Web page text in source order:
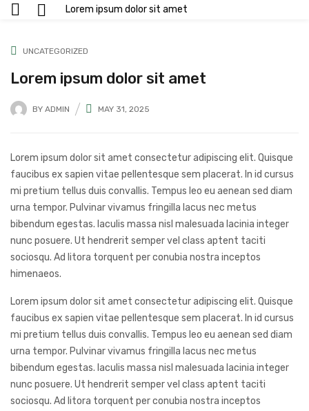
Lorem ipsum dolor sit amet
UNCATEGORIZED
Lorem ipsum dolor sit amet
BY ADMIN MAY 31, 2025
Lorem ipsum dolor sit amet consectetur adipiscing elit. Quisque
faucibus ex sapien vitae pellentesque sem placerat. In id cursus
mi pretium tellus duis convallis. Tempus leo eu aenean sed diam
urna tempor. Pulvinar vivamus fringilla lacus nec metus
bibendum egestas. Iaculis massa nisl malesuada lacinia integer
nunc posuere. Ut hendrerit semper vel class aptent taciti
sociosqu. Ad litora torquent per conubia nostra inceptos
himenaeos.
Lorem ipsum dolor sit amet consectetur adipiscing elit. Quisque
faucibus ex sapien vitae pellentesque sem placerat. In id cursus
mi pretium tellus duis convallis. Tempus leo eu aenean sed diam
urna tempor. Pulvinar vivamus fringilla lacus nec metus
bibendum egestas. Iaculis massa nisl malesuada lacinia integer
nunc posuere. Ut hendrerit semper vel class aptent taciti
sociosqu. Ad litora torquent per conubia nostra inceptos